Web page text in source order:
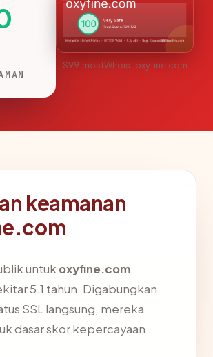
S991mostWhois · oxyfine.com
keamanan
untuk oxyfine.com
5.1 tahun. Digabungkan
SSL langsung, mereka
dasar skor kepercayaan